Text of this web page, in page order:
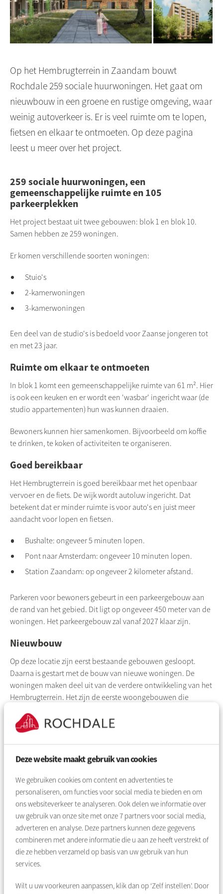
Deze website maakt gebruik van cookies
We gebruiken cookies om content en advertenties te
personaliseren, om functies voor social media te bieden en om
ons websiteverkeer te analyseren. Ook delen we informatie over
uw gebruik van onze site met onze7 partners voor social media,
adverteren en analyse. Deze partners kunnen deze gegevens
combineren met andere informatie die u aan ze heeft verstrekt of
die ze hebben verzameld op basis van uw gebruik van hun
services.
Wilt u uw voorkeuren aanpassen, klik dan op ‘Zelf instellen’. Door
Op het Hembrugterrein in Zaandam bouwt
Rochdale 259 sociale huurwoningen. Het gaat om
nieuwbouw in een groene en rustige omgeving, waar
weinig autoverkeer is. Er is veel ruimte om te lopen,
fietsen en elkaar te ontmoeten. Op deze pagina
leest u meer over het project.
259 sociale huurwoningen, een
gemeenschappelijke ruimte en 105
parkeerplekken
Het project bestaat uit twee gebouwen: blok 1 en blok 10.
Samen hebben ze 259 woningen.
Er komen verschillende soorten woningen:
Stuio's
2-kamerwoningen
3-kamerwoningen
Een deel van de studio's is bedoeld voor Zaanse jongeren tot
en met 23 jaar.
Ruimte om elkaar te ontmoeten
In blok 1 komt een gemeenschappelijke ruimte van 61 m². Hier
is ook een keuken en er wordt een 'wasbar' ingericht waar (de
studio appartementen) hun was kunnen draaien.
Bewoners kunnen hier samenkomen. Bijvoorbeeld om koffie
te drinken, te koken of activiteiten te organiseren.
Goed bereikbaar
Het Hembrugterrein is goed bereikbaar met het openbaar
vervoer en de fiets. De wijk wordt autoluw ingericht. Dat
betekent dat er minder ruimte is voor auto's en juist meer
aandacht voor lopen en fietsen.
Bushalte: ongeveer 5 minuten lopen.
Pont naar Amsterdam: ongeveer 10 minuten lopen.
Station Zaandam: op ongeveer 2 kilometer afstand.
Parkeren voor bewoners gebeurt in een parkeergebouw aan
de rand van het gebied. Dit ligt op ongeveer 450 meter van de
woningen. Het parkeergebouw zal vanaf 2027 klaar zijn.
Nieuwbouw
Op deze locatie zijn eerst bestaande gebouwen gesloopt.
Daarna is gestart met de bouw van nieuwe woningen. De
woningen maken deel uit van de verdere ontwikkeling van het
Hembrugterrein. Het zijn de eerste woongebouwen die
Reageren via Mijn DAK
oktober 2026 verhuizen. De woningen worden aangeboden
weten wanneer u kunt reageren.
Planning